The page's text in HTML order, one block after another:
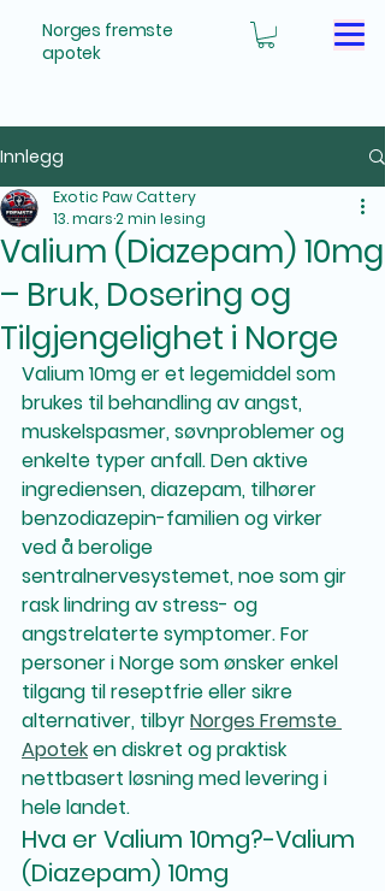
Norges fremste
apotek
Innlegg
Valium (Diazepam) 10mg
– Bruk, Dosering og
Tilgjengelighet i Norge
Exotic Paw Cattery
13. mars2 min lesing
Valium 10mg er et legemiddel som
brukes til behandling av angst,
muskelspasmer, søvnproblemer og
enkelte typer anfall. Den aktive
ingrediensen, diazepam, tilhører
benzodiazepin-familien og virker
ved å berolige
sentralnervesystemet, noe som gir
rask lindring av stress- og
angstrelaterte symptomer. For
personer i Norge som ønsker enkel
tilgang til reseptfrie eller sikre
alternativer, tilbyr Norges Fremste
Apotek en diskret og praktisk
nettbasert løsning med levering i
hele landet.
Hva er Valium 10mg?-Valium
(Diazepam) 10mg